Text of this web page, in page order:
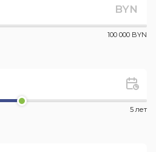
BYN
100 000 BYN
5 лет